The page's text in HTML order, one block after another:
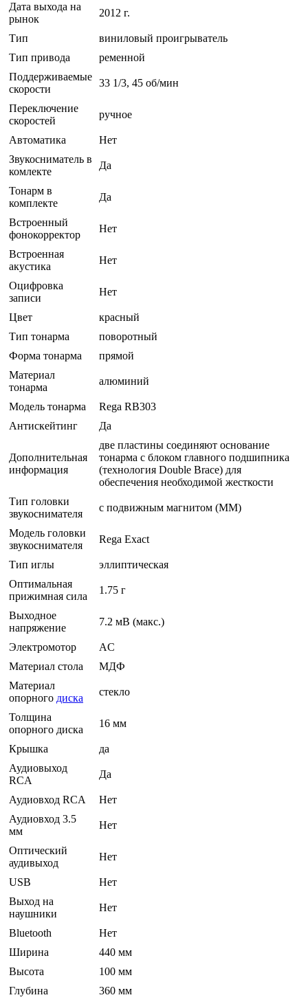
Дата выхода на
рынок
2012 г.
Тип
виниловый проигрыватель
Тип привода
ременной
Поддерживаемые
скорости
33 1/3, 45 об/мин
Переключение
скоростей
ручное
Автоматика
Нет
Звукосниматель в
комлекте
Да
Тонарм в
комплекте
Да
Встроенный
фонокорректор
Нет
Встроенная
акустика
Нет
Оцифровка
записи
Нет
Цвет
красный
Тип тонарма
поворотный
Форма тонарма
прямой
Материал
тонарма
алюминий
Модель тонарма
Rega RB303
Антискейтинг
Да
Дополнительная
информация
две пластины соединяют основание
тонарма с блоком главного подшипника
(технология Double Brace) для
обеспечения необходимой жесткости
Тип головки
звукоснимателя
с подвижным магнитом (MM)
Модель головки
звукоснимателя
Rega Exact
Тип иглы
эллиптическая
Оптимальная
прижимная сила
1.75 г
Выходное
напряжение
7.2 мВ (макс.)
Электромотор
AC
Материал стола
МДФ
Материал
опорного диска
стекло
Толщина
опорного диска
16 мм
Крышка
да
Аудиовыход
RCA
Да
Аудиовход RCA
Нет
Аудиовход 3.5
мм
Нет
Оптический
аудивыход
Нет
USB
Нет
Выход на
наушники
Нет
Bluetooth
Нет
Ширина
440 мм
Высота
100 мм
Глубина
360 мм